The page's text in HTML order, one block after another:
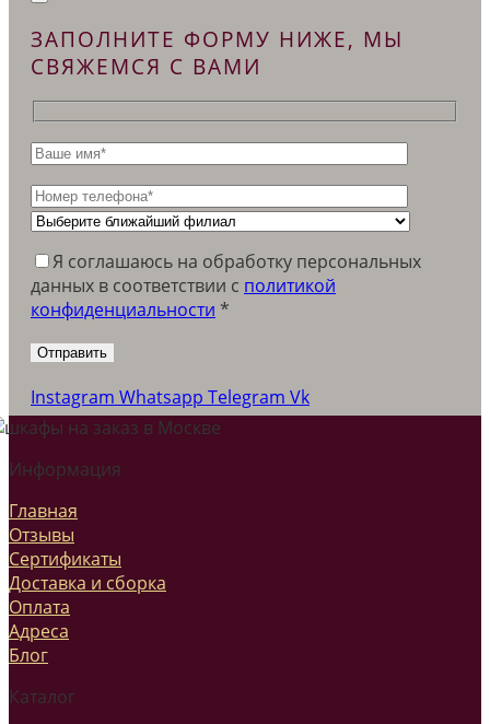
ЗАПОЛНИТЕ ФОРМУ НИЖЕ, МЫ
СВЯЖЕМСЯ С ВАМИ
Я соглашаюсь на обработку персональных
данных в соответствии c политикой
конфиденциальности *
Instagram Whatsapp Telegram Vk
Информация
Главная
Отзывы
Сертификаты
Доставка и сборка
Оплата
Адреса
Блог
Каталог